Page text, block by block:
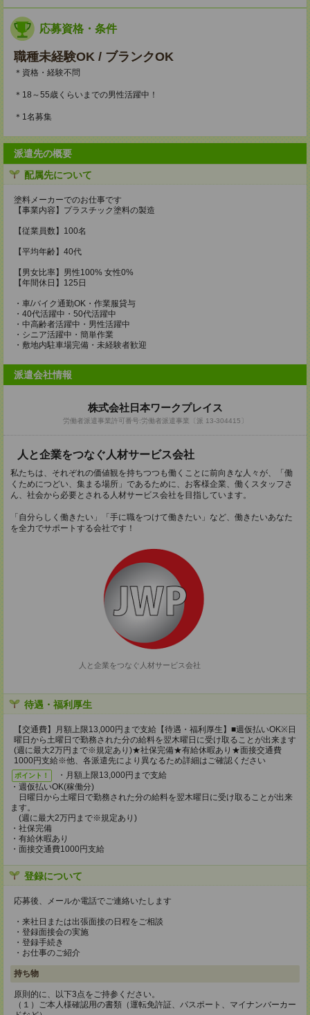
応募資格・条件
職種未経験OK / ブランクOK
＊資格・経験不問
＊18～55歳くらいまでの男性活躍中！
＊1名募集
派遣先の概要
配属先について
塗料メーカーでのお仕事です
【事業内容】プラスチック塗料の製造
【従業員数】100名
【平均年齢】40代
【男女比率】男性100% 女性0%
【年間休日】125日
・車/バイク通勤OK・作業服貸与
・40代活躍中・50代活躍中
・中高齢者活躍中・男性活躍中
・シニア活躍中・簡単作業
・敷地内駐車場完備・未経験者歓迎
派遣会社情報
株式会社日本ワークプレイス
労働者派遣事業許可番号:労働者派遣事業〔派 13-304415〕
人と企業をつなぐ人材サービス会社
私たちは、それぞれの価値観を持ちつつも働くことに前向きな人々が、「働
くためにつどい、集まる場所」であるために、お客様企業、働くスタッフさ
ん、社会から必要とされる人材サービス会社を目指しています。
「自分らしく働きたい」「手に職をつけて働きたい」など、働きたいあなた
を全力でサポートする会社です！
人と企業をつなぐ人材サービス会社
待遇・福利厚生
【交通費】月額上限13,000円まで支給【待遇・福利厚生】■週仮払いOK※日
曜日から土曜日で勤務された分の給料を翌木曜日に受け取ることが出来ます
(週に最大2万円まで※規定あり)★社保完備★有給休暇あり★面接交通費
1000円支給※他、各派遣先により異なるため詳細はご確認ください
ポイント！
・月額上限13,000円まで支給
・週仮払いOK(稼働分)
日曜日から土曜日で勤務された分の給料を翌木曜日に受け取ることが出来
ます。
(週に最大2万円まで※規定あり)
・社保完備
・有給休暇あり
・面接交通費1000円支給
登録について
応募後、メールか電話でご連絡いたします
・来社日または出張面接の日程をご相談
・登録面接会の実施
・登録手続き
・お仕事のご紹介
持ち物
原則的に、以下3点をご持参ください。
（１）ご本人様確認用の書類（運転免許証、パスポート、マイナンバーカー